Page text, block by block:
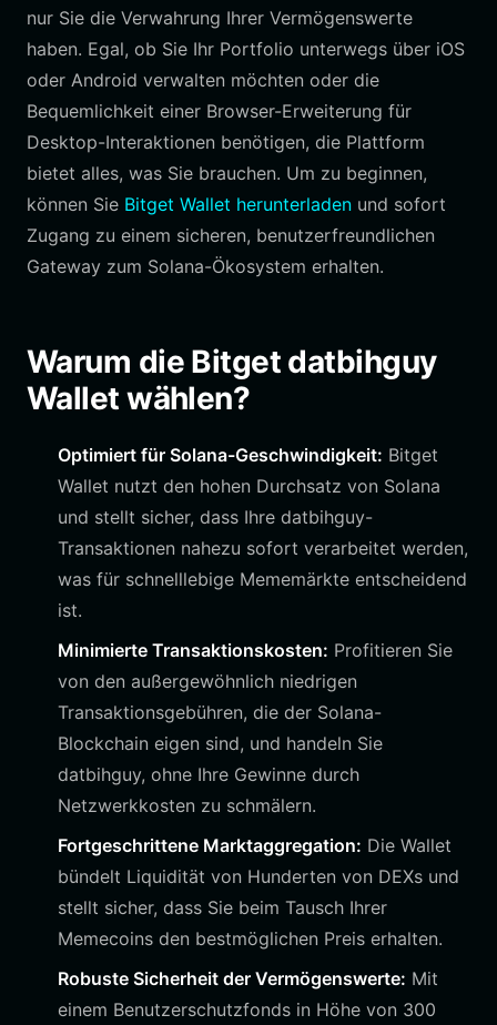
nur Sie die Verwahrung Ihrer Vermögenswerte
haben. Egal, ob Sie Ihr Portfolio unterwegs über iOS
oder Android verwalten möchten oder die
Bequemlichkeit einer Browser-Erweiterung für
Desktop-Interaktionen benötigen, die Plattform
bietet alles, was Sie brauchen. Um zu beginnen,
können Sie Bitget Wallet herunterladen und sofort
Zugang zu einem sicheren, benutzerfreundlichen
Gateway zum Solana-Ökosystem erhalten.
Warum die Bitget datbihguy
Wallet wählen?
Optimiert für Solana-Geschwindigkeit: Bitget
Wallet nutzt den hohen Durchsatz von Solana
und stellt sicher, dass Ihre datbihguy-
Transaktionen nahezu sofort verarbeitet werden,
was für schnelllebige Mememärkte entscheidend
ist.
Minimierte Transaktionskosten: Profitieren Sie
von den außergewöhnlich niedrigen
Transaktionsgebühren, die der Solana-
Blockchain eigen sind, und handeln Sie
datbihguy, ohne Ihre Gewinne durch
Netzwerkkosten zu schmälern.
Fortgeschrittene Marktaggregation: Die Wallet
bündelt Liquidität von Hunderten von DEXs und
stellt sicher, dass Sie beim Tausch Ihrer
Memecoins den bestmöglichen Preis erhalten.
Robuste Sicherheit der Vermögenswerte: Mit
einem Benutzerschutzfonds in Höhe von 300